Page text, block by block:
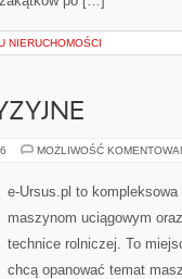
NIERUCHOMOŚCI
MOŻLIWOŚĆ
e-Ursus.pl to
maszynom uciągowym
technice rolniczej. To
chcą opanować temat